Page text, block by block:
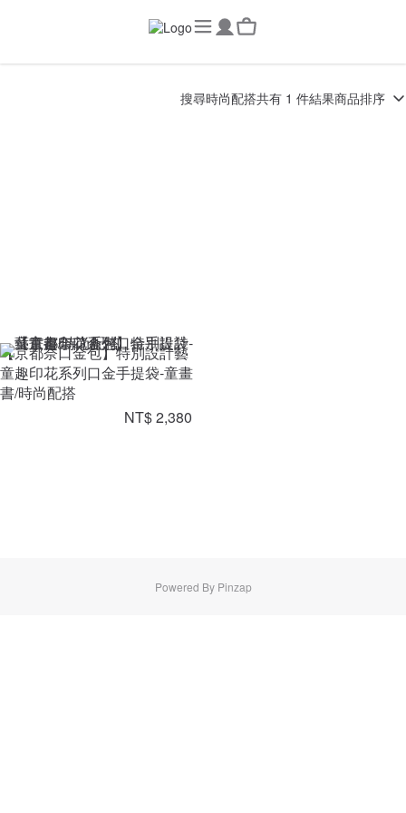
搜尋時尚配搭共有 1 件結果商品排序
【京都奈口金包】特別設計藝
童趣印花系列口金手提袋-童畫
書/時尚配搭
NT$ 2,380
Powered By Pinzap